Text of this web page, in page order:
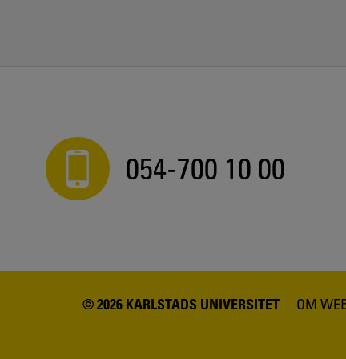
054-700 10 00
© 2026 KARLSTADS UNIVERSITET OM